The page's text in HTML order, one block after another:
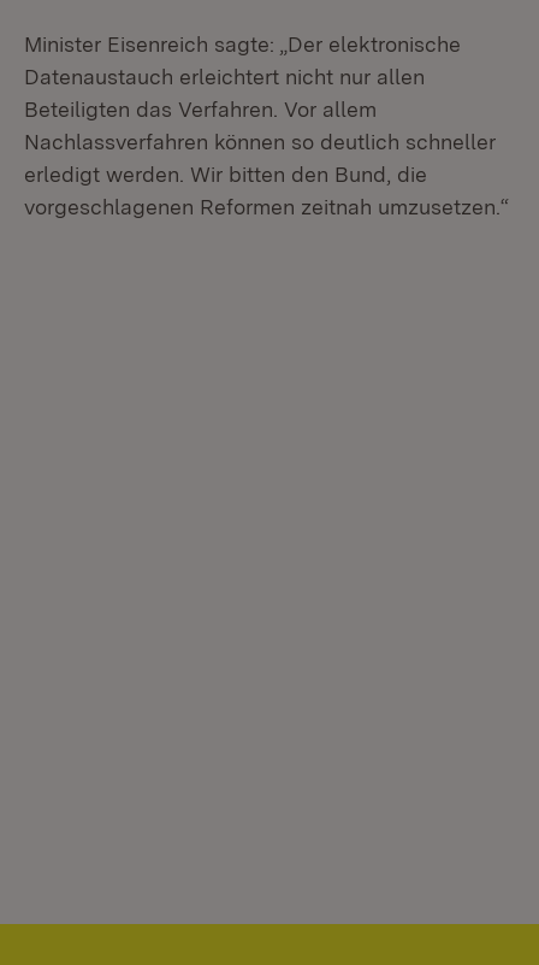
Minister Eisenreich sagte: „Der elektronische
Datenaustauch erleichtert nicht nur allen
Beteiligten das Verfahren. Vor allem
Nachlassverfahren können so deutlich schneller
erledigt werden. Wir bitten den Bund, die
vorgeschlagenen Reformen zeitnah umzusetzen.“